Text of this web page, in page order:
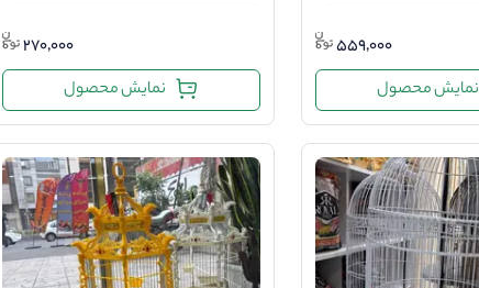
559,000
نمایش محصول
270,000
نمایش محصول